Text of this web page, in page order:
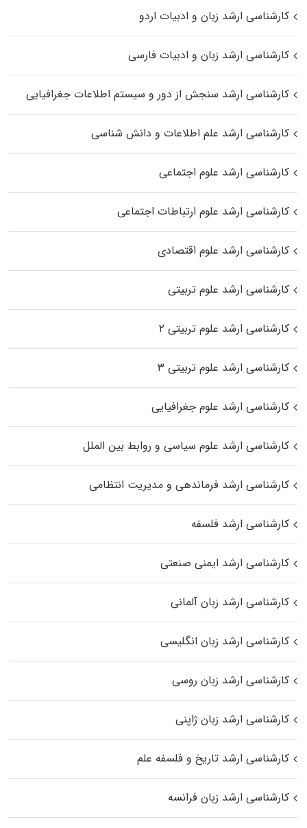
کارشناسی ارشد زبان و ادبیات اردو
کارشناسی ارشد زبان و ادبیات فارسی
کارشناسی ارشد سنجش از دور و سیستم اطلاعات جغرافیایی
کارشناسی ارشد علم اطلاعات و دانش شناسی
کارشناسی ارشد علوم اجتماعی
کارشناسی ارشد علوم ارتباطات اجتماعی
کارشناسی ارشد علوم اقتصادی
کارشناسی ارشد علوم تربیتی
کارشناسی ارشد علوم تربیتی ۲
کارشناسی ارشد علوم تربیتی ۳
کارشناسی ارشد علوم جغرافیایی
کارشناسی ارشد علوم سیاسی و روابط بین الملل
کارشناسی ارشد فرماندهی و مدیریت انتظامی
کارشناسی ارشد فلسفه
کارشناسی ارشد ایمنی صنعتی
کارشناسی ارشد زبان آلمانی
کارشناسی ارشد زبان انگلیسی
کارشناسی ارشد زبان روسی
کارشناسی ارشد زبان ژاپنی
کارشناسی ارشد تاریخ و فلسفه علم
کارشناسی ارشد زبان فرانسه